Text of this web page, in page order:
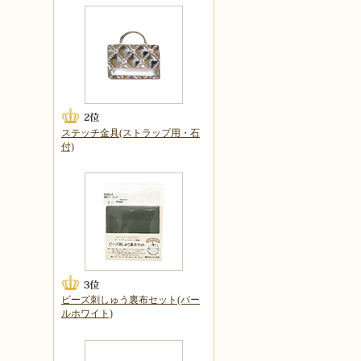
ステッチ金具(ストラップ用・石
付)
ビーズ刺しゅう裏布セット(パー
ルホワイト)